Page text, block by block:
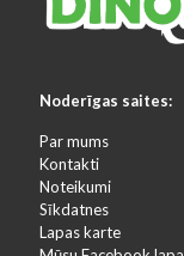
Noderīgas saites:
Par mums
Kontakti
Noteikumi
Sīkdatnes
Lapas karte